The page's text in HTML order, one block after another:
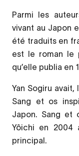
Parmi les
vivant au Japon
été traduits en
est le roman le
qu’elle publia en
Yan Sogiru avait,
Sang et os
Japon. Sang et
Yôichi en 2004
principal.